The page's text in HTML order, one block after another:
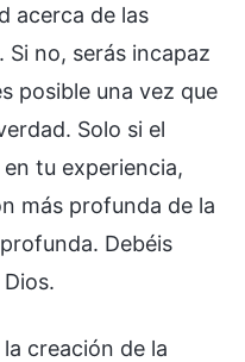
acerca de las
Si no, serás incapaz
posible una vez que
Solo si el
tu experiencia,
más profunda de la
Debéis
creación de la